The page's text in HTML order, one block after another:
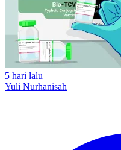
5 hari lalu
Yuli Nurhanisah